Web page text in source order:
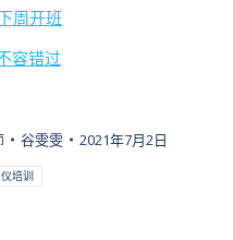
周开班
容错过
谷雯雯
2021年7月2日
培训